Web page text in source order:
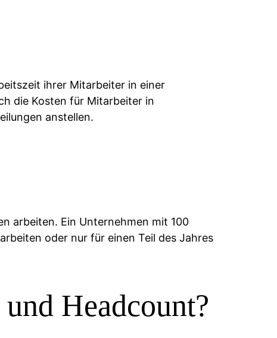
ihrer Mitarbeiter in einer
die Kosten für Mitarbeiter in
anstellen.
arbeiten. Ein Unternehmen mit 100
oder nur für einen Teil des Jahres
Headcount?